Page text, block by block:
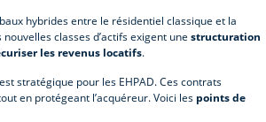
hybrides entre le résidentiel classique et la
classes d’actifs exigent une structuration
les revenus locatifs.
stratégique pour les EHPAD. Ces contrats
en protégeant l’acquéreur. Voici les points de